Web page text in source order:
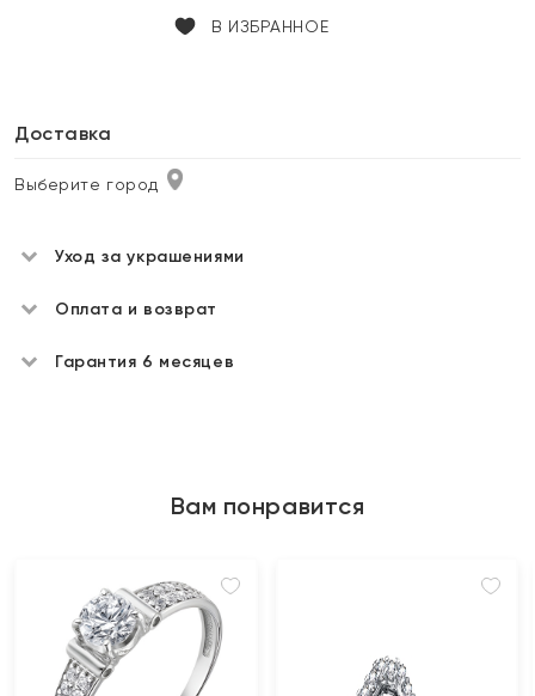
В ИЗБРАННОЕ
Доставка
Выберите город
Уход за украшениями
Оплата и возврат
Гарантия 6 месяцев
Вам понравится